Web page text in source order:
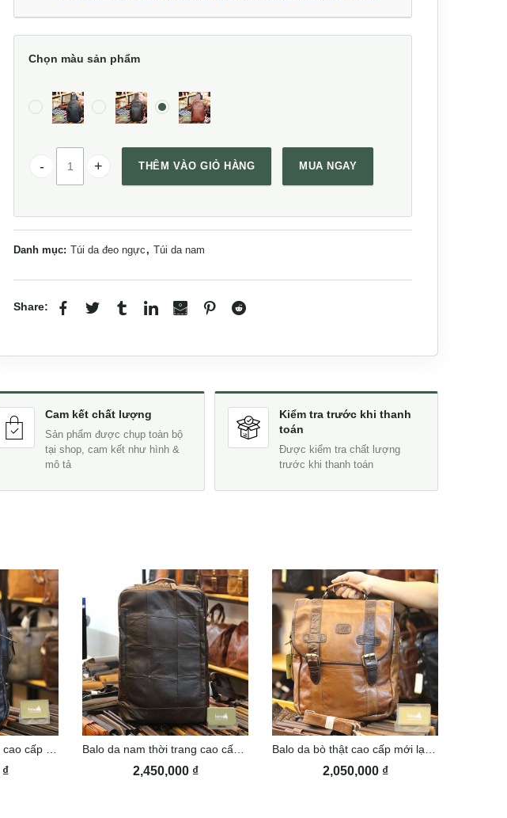
Chọn màu sản phẩm
Túi đeo trước ngực nhỏ gọn Lano TDL79 số lượng
THÊM VÀO GIỎ HÀNG MUA NGAY
Danh mục: Túi da đeo ngực , Túi da nam
Share:
Cam kết chất lượng
Sản phẩm được chụp toàn bộ
tại shop, cam kết như hình &
mô tả
Kiểm tra trước khi thanh
toán
Được kiểm tra chất lượng
trước khi thanh toán
₫ 2,450,000 ₫ 2,050,000 ₫